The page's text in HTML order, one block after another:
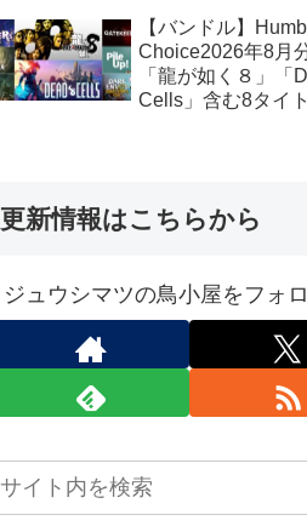
【バンドル】
Choice2026年8月
「龍が如く８」「
Cells」含む8タイ
更新情報はこちらから
ジュウシマツの鳥小屋をフォ